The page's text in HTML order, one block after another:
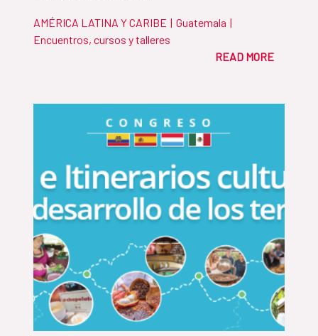
AMÉRICA LATINA Y CARIBE | Guatemala |
Encuentros, cursos y talleres
READ MORE